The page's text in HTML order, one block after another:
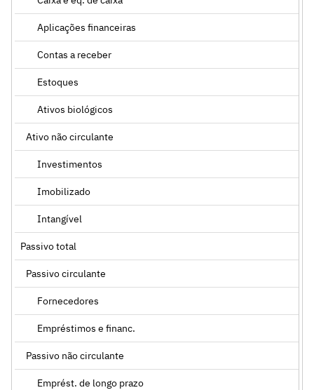
Aplicações financeiras
Contas a receber
Estoques
Ativos biológicos
Ativo não circulante
Investimentos
Imobilizado
Intangível
Passivo total
Passivo circulante
Fornecedores
Empréstimos e financ.
Passivo não circulante
Emprést. de longo prazo